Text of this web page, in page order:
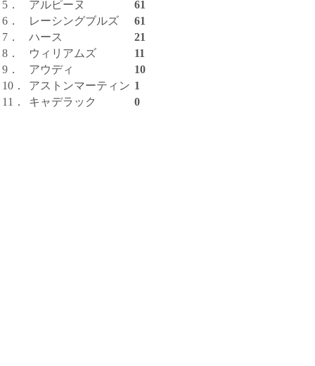
5．
アルピーヌ
61
6．
レーシングブルズ
61
7．
ハース
21
8．
ウィリアムズ
11
9．
アウディ
10
10．
アストンマーティン 1
11．
キャデラック 0